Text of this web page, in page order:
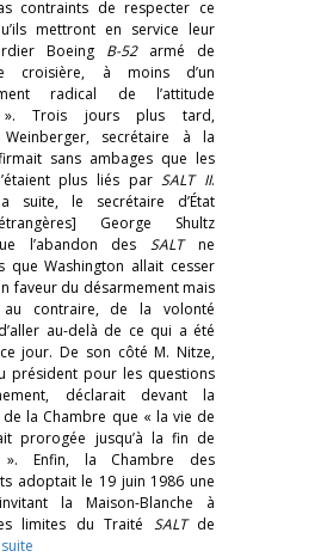
contraints de respecter ce
mettront en service leur
Boeing B-52armé de
croisière, à moins d’un
radical de l’attitude
». Trois jours plus tard,
secrétaire à la
sans ambages que les
plus liés parSALT II.
suite, le secrétaire d’État
George Shultz
l’abandon desSALTne
que Washington allait cesser
faveur du désarmement mais
au contraire, de la volonté
au-delà de ce qui a été
jour. De son côté M. Nitze,
président pour les questions
déclarait devant la
la Chambre que « la vie de
prorogée jusqu’à la fin de
». Enfin, la Chambre des
adoptait le 19 juin 1986 une
la Maison-Blanche à
limites du Traité SALTde